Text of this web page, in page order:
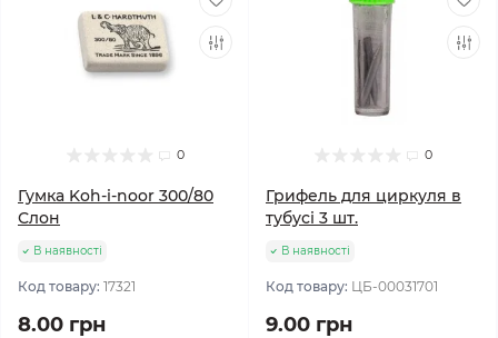
0
Гумка Koh-i-noor 300/80
Слон
В наявності
Код товару: 17321
8.00 грн
0
Грифель для циркуля в
тубусі 3 шт.
В наявності
Код товару: ЦБ-00031701
9.00 грн